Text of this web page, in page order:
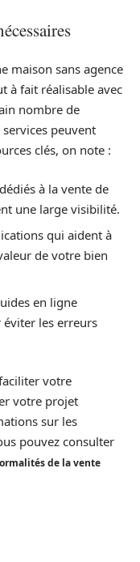
maison sans agence
à fait réalisable avec
nombre de
peuvent
clés, on note :
à la vente de
une large visibilité.
qui aident à
de votre bien
en ligne
les erreurs
votre
votre projet
sur les
pouvez consulter
de la vente